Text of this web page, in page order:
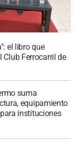
el libro que
Club Ferrocarril de
suma
equipamiento
instituciones